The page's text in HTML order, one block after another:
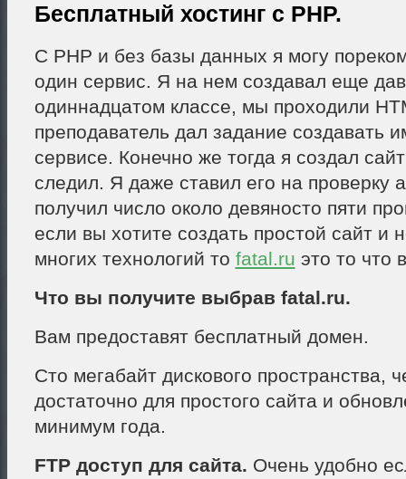
Бесплатный хостинг с PHP.
С PHP и без базы данных я могу
один сервис. Я на нем создавал еще
одиннадцатом классе, мы проходили
преподаватель дал задание создавать
сервисе. Конечно же тогда я создал
следил. Я даже ставил его на проверку
получил число около девяносто пяти
если вы хотите создать простой сайт и
многих технологий то fatal.ru это то что
Что вы получите выбрав fatal.ru.
Вам предоставят бесплатный домен.
Сто мегабайт дискового пространства,
достаточно для простого сайта и
минимум года.
FTP доступ для сайта. Очень удобно